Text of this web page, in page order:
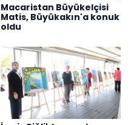
Macaristan Büyükelçisi
Matis, Büyükakın'a konuk
oldu